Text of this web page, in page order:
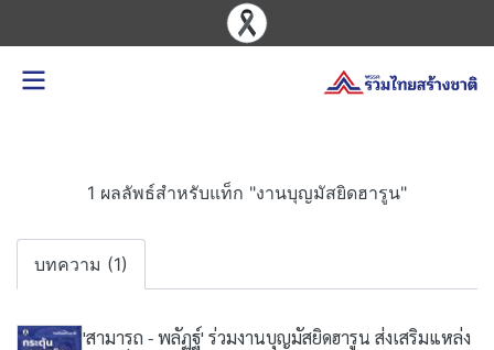
1 ผลลัพธ์สำหรับแท็ก "งานบุญมัสยิดฮารูน"
บทความ (1)
'สามารถ - พลัฏฐ์' ร่วมงานบุญมัสยิดฮารูน ส่งเสริมแหล่ง